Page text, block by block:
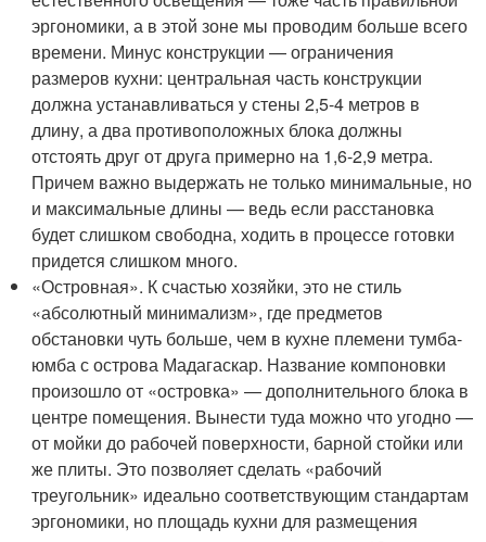
эргономики, а в этой зоне мы проводим больше всего
времени. Минус конструкции — ограничения
размеров кухни: центральная часть конструкции
должна устанавливаться у стены 2,5-4 метров в
длину, а два противоположных блока должны
отстоять друг от друга примерно на 1,6-2,9 метра.
Причем важно выдержать не только минимальные, но
и максимальные длины — ведь если расстановка
будет слишком свободна, ходить в процессе готовки
придется слишком много.
«Островная». К счастью хозяйки, это не стиль
«абсолютный минимализм», где предметов
обстановки чуть больше, чем в кухне племени тумба-
юмба с острова Мадагаскар. Название компоновки
произошло от «островка» — дополнительного блока в
центре помещения. Вынести туда можно что угодно —
от мойки до рабочей поверхности, барной стойки или
же плиты. Это позволяет сделать «рабочий
треугольник» идеально соответствующим стандартам
эргономики, но площадь кухни для размещения